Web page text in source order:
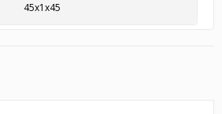
45x1x45